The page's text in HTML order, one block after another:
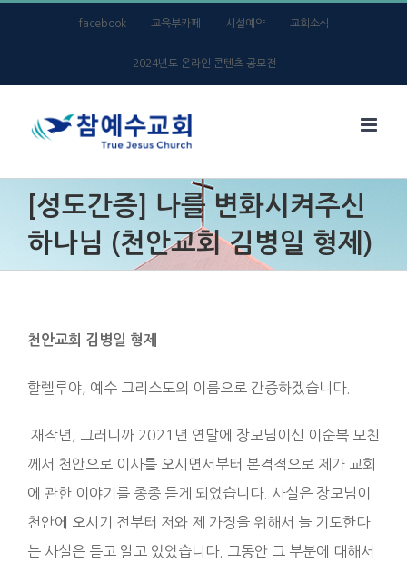
facebook 교육부카페 시설예약 교회소식
2024년도 온라인 콘텐츠 공모전
[성도간증] 나를 변화시켜주신
하나님 (천안교회 김병일 형제)
천안교회 김병일 형제
할렐루야, 예수 그리스도의 이름으로 간증하겠습니다.
재작년, 그러니까 2021년 연말에 장모님이신 이순복 모친
께서 천안으로 이사를 오시면서부터 본격적으로 제가 교회
에 관한 이야기를 종종 듣게 되었습니다. 사실은 장모님이
천안에 오시기 전부터 저와 제 가정을 위해서 늘 기도한다
는 사실은 듣고 알고 있었습니다. 그동안 그 부분에 대해서